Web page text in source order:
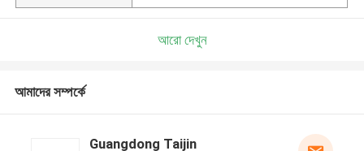
আরো দেখুন
আমাদের সম্পর্কে
Guangdong Taijin